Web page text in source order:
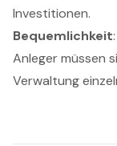
Investitionen.
Bequemlichkeit:
Anleger müssen
Verwaltung